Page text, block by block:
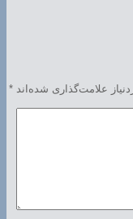
علامت‌گذاری شده‌اند *